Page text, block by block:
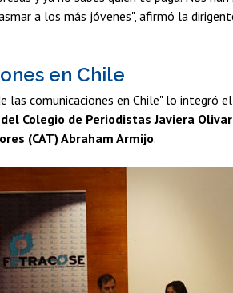
a los más jóvenes", afirmó la
en Chile
las comunicaciones en Chile" lo integró el
Colegio de Periodistas Javiera
(CAT) Abraham Armijo.